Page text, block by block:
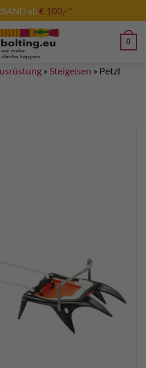
ab€ 100,- *
0
» Steigeisen » Petzl